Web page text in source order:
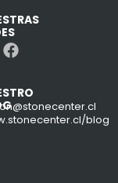
Facebook
blog